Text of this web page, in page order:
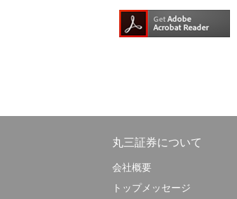
店舗案内
丸三証券について
会社概要
トップメッセージ